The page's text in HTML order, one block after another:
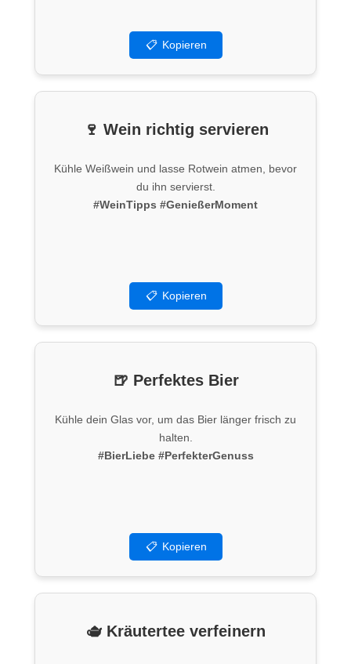
📋 Kopieren
🍷 Wein richtig servieren
Kühle Weißwein und lasse Rotwein atmen, bevor
du ihn servierst.
#WeinTipps #GenießerMoment
📋 Kopieren
🍺 Perfektes Bier
Kühle dein Glas vor, um das Bier länger frisch zu
halten.
#BierLiebe #PerfekterGenuss
📋 Kopieren
🫖 Kräutertee verfeinern